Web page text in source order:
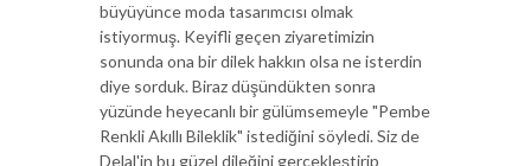
büyüyünce moda tasarımcısı olmak
istiyormuş. Keyifli geçen ziyaretimizin
sonunda ona bir dilek hakkın olsa ne isterdin
diye sorduk. Biraz düşündükten sonra
yüzünde heyecanlı bir gülümsemeyle "Pembe
Renkli Akıllı Bileklik" istediğini söyledi. Siz de
Delal'in bu güzel dileğini gerçekleştirip